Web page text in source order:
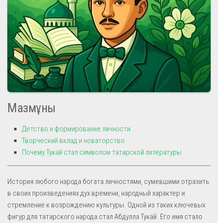
Мазмұны
Детство и формирование личности
Творческий вклад и новаторство
Почему Тукай стал символом татарской литературы
История любого народа богата личностями, сумевшими отразить
в своих произведениях дух времени, народный характер и
стремление к возрождению культуры. Одной из таких ключевых
фигур для татарского народа стал Абдулла Тукай. Его имя стало